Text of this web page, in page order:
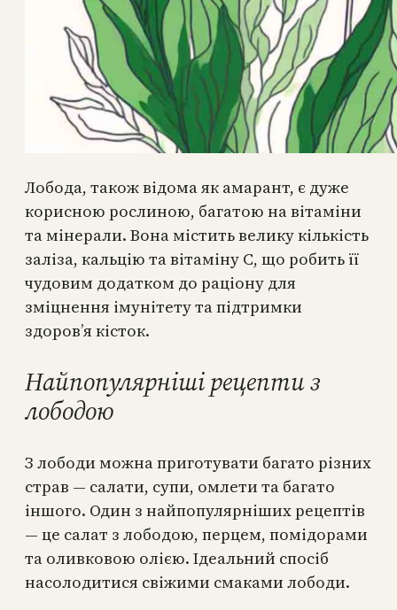
Лобода, також відома як амарант, є дуже
корисною рослиною, багатою на вітаміни
та мінерали. Вона містить велику кількість
заліза, кальцію та вітаміну С, що робить її
чудовим додатком до раціону для
зміцнення імунітету та підтримки
здоров’я кісток.
Найпопулярніші рецепти з
лободою
З лободи можна приготувати багато різних
страв — салати, супи, омлети та багато
іншого. Один з найпопулярніших рецептів
— це салат з лободою, перцем, помідорами
та оливковою олією. Ідеальний спосіб
насолодитися свіжими смаками лободи.